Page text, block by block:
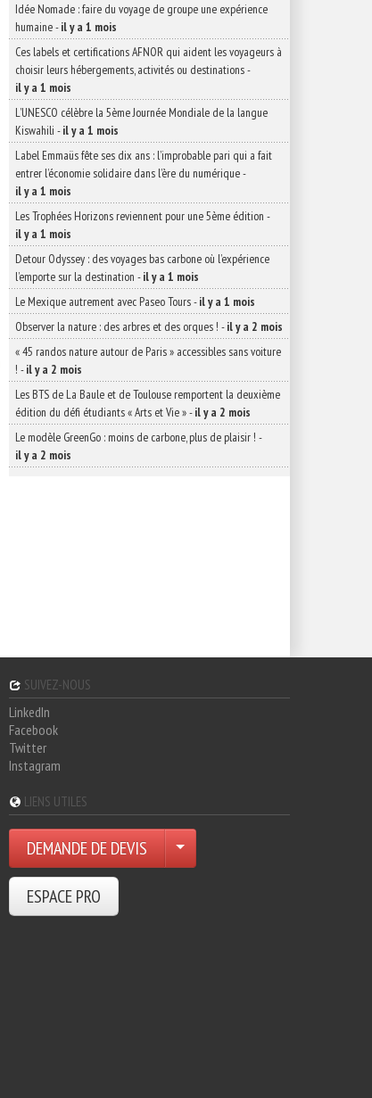
Idée Nomade : faire du voyage de groupe une expérience
humaine-il y a 1 mois
Ces labels et certifications AFNOR qui aident les voyageurs à
choisir leurs hébergements, activités ou destinations-
il y a 1 mois
L’UNESCO célèbre la 5ème Journée Mondiale de la langue
Kiswahili -il y a 1 mois
Label Emmaüs fête ses dix ans : l’improbable pari qui a fait
entrer l’économie solidaire dans l’ère du numérique-
il y a 1 mois
Les Trophées Horizons reviennent pour une 5ème édition -
il y a 1 mois
Detour Odyssey : des voyages bas carbone où l’expérience
l’emporte sur la destination -il y a 1 mois
Le Mexique autrement avec Paseo Tours-il y a 1 mois
Observer la nature : des arbres et des orques ! -il y a 2 mois
« 45 randos nature autour de Paris » accessibles sans voiture
! -il y a 2 mois
Les BTS de La Baule et de Toulouse remportent la deuxième
édition du défi étudiants « Arts et Vie »-il y a 2 mois
Le modèle GreenGo : moins de carbone, plus de plaisir ! -
il y a 2 mois
SUIVEZ-NOUS
LinkedIn
Facebook
Twitter
Instagram
LIENS UTILES
DEMANDE DE DEVIS
ESPACE PRO